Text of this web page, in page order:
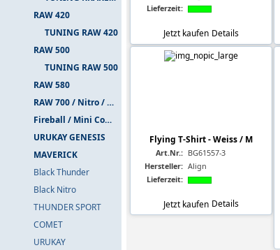
RAW 420
TUNING RAW 420
RAW 500
TUNING RAW 500
RAW 580
RAW 700 / Nitro / PIUMA
Fireball / Mini Comet
URUKAY GENESIS
MAVERICK
Black Thunder
Black Nitro
THUNDER SPORT
COMET
URUKAY
Lieferzeit:
Jetzt kaufen Details
Flying T-Shirt - Weiss / M
Art.Nr.: BG61557-3
Hersteller: Align
Lieferzeit:
Jetzt kaufen Details